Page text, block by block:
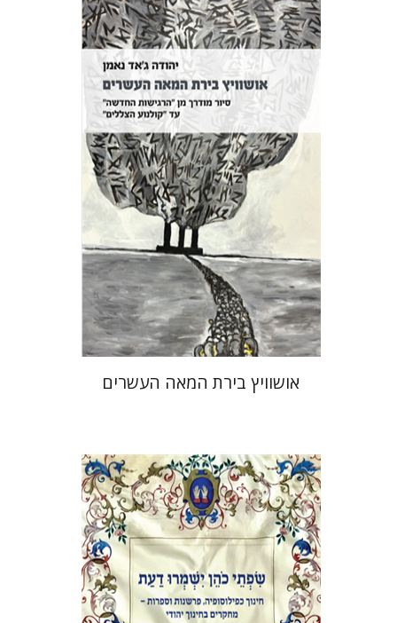
יהודה ג'אד נאמן
הנחת אתר ספר מודפס
$35
$32
אושוויץ בירת המאה העשרים
אלי הולצר אבינועם רוזנק